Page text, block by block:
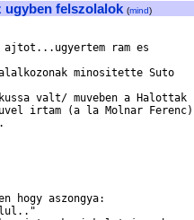
ugyben felszolalok (mind)
ajtot...ugyertem ram es
minositette Suto
valt/ muveben a Halottak
irtam (a la Molnar Ferenc)
hogy aszongya: